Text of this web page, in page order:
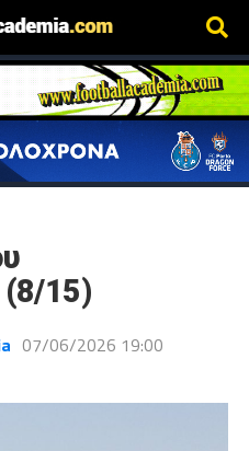
(8/15)
07/06/2026 19:00